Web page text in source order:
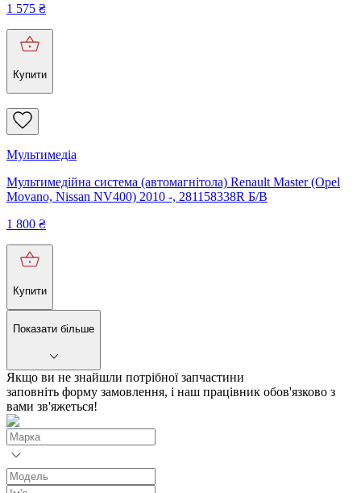
1 575 ₴
Купити
Мультимедіа
Мультимедійна система (автомагнітола) Renault Master (Opel
Movano, Nissan NV400) 2010 -, 281158338R Б/В
1 800 ₴
Купити
Показати більше
Якщо ви не знайшли потрібної запчастини
заповніть форму замовлення, і наш працівник обов'язково з
вами зв'яжеться!